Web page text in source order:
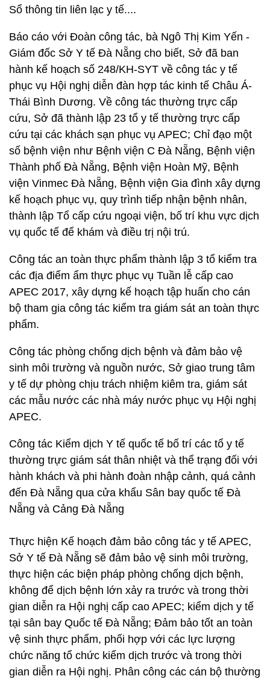
Sổ thông tin liên lạc y tế....
Báo cáo với Đoàn công tác, bà Ngô Thị Kim Yến -
Giám đốc Sở Y tế Đà Nẵng cho biết, Sở đã ban
hành kế hoạch số 248/KH-SYT về công tác y tế
phục vụ Hội nghị diễn đàn hợp tác kinh tế Châu Á-
Thái Bình Dương. Về công tác thường trực cấp
cứu, Sở đã thành lập 23 tổ y tế thường trực cấp
cứu tại các khách sạn phục vụ APEC; Chỉ đạo một
số bệnh viện như Bệnh viện C Đà Nẵng, Bệnh viện
Thành phố Đà Nẵng, Bệnh viện Hoàn Mỹ, Bệnh
viện Vinmec Đà Nẵng, Bệnh viện Gia đình xây dựng
kế hoạch phục vụ, quy trình tiếp nhận bệnh nhân,
thành lập Tổ cấp cứu ngoại viện, bố trí khu vực dịch
vụ quốc tế để khám và điều trị nội trú.
Công tác an toàn thực phẩm thành lập 3 tổ kiểm tra
các địa điểm ẩm thực phục vụ Tuần lễ cấp cao
APEC 2017, xây dựng kế hoạch tập huấn cho cán
bộ tham gia công tác kiểm tra giám sát an toàn thực
phẩm.
Công tác phòng chống dịch bệnh và đảm bảo vệ
sinh môi trường và nguồn nước, Sở giao trung tâm
y tế dự phòng chịu trách nhiệm kiêm tra, giám sát
các mẫu nước các nhà máy nước phục vụ Hội nghị
APEC.
Công tác Kiểm dịch Y tế quốc tế bố trí các tổ y tế
thường trực giám sát thân nhiệt và thể trạng đối với
hành khách và phi hành đoàn nhập cảnh, quá cảnh
đến Đà Nẵng qua cửa khẩu Sân bay quốc tế Đà
Nẵng và Cảng Đà Nẵng
Thực hiện Kế hoạch đảm bảo công tác y tế APEC,
Sở Y tế Đà Nẵng sẽ đảm bảo vệ sinh môi trường,
thực hiện các biện pháp phòng chống dịch bệnh,
không để dịch bệnh lớn xảy ra trước và trong thời
gian diễn ra Hội nghị cấp cao APEC; kiểm dịch y tế
tại sân bay Quốc tế Đà Nẵng; Đảm bảo tốt an toàn
vệ sinh thực phẩm, phối hợp với các lực lượng
chức năng tổ chức kiểm dịch trước và trong thời
gian diễn ra Hội nghị. Phân công các cán bộ thường